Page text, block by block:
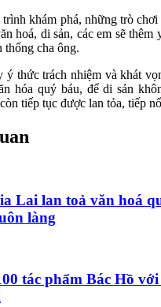
khám phá, những trò chơi
hoá, di sản, các em sẽ thêm
thống cha ông.
ý thức trách nhiệm và khát
hóa quý báu, để di sản
tiếp tục được lan tỏa, tiếp
Lai lan toả văn hoá
làng
tác phẩm Bác Hồ với